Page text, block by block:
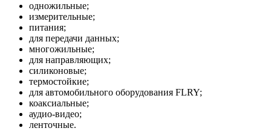
одножильные;
измерительные;
питания;
для передачи данных;
многожильные;
для направляющих;
силиконовые;
термостойкие;
для автомобильного оборудования FLRY;
коаксиальные;
аудио-видео;
ленточные.